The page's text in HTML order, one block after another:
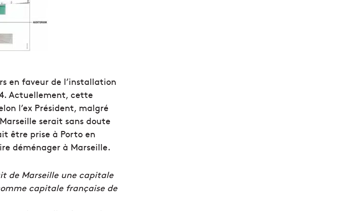
en faveur de l’installation
Actuellement, cette
l’ex Président, malgré
serait sans doute
être prise à Porto en
déménager à Marseille.
de Marseille une capitale
capitale française de